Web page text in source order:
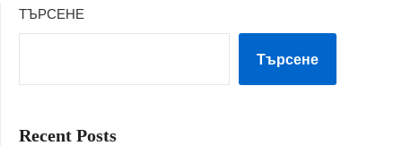
ТЪРСЕНЕ
Търсене
Recent Posts